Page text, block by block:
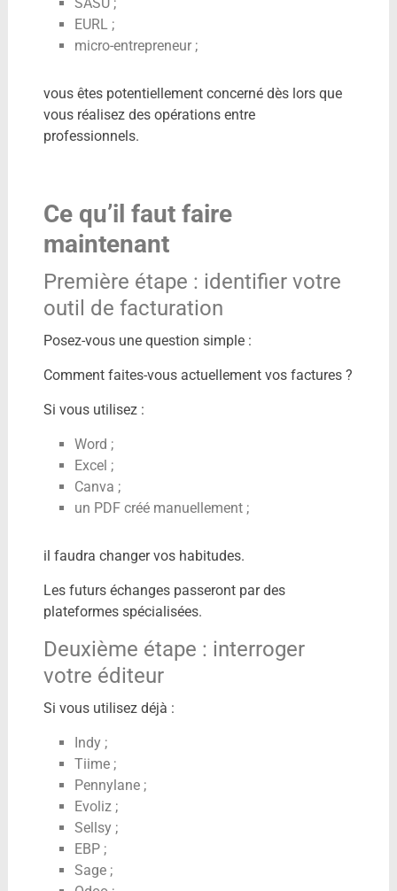
EURL ;
micro-entrepreneur ;
vous êtes potentiellement concerné dès lors que
vous réalisez des opérations entre
professionnels.
Ce qu’il faut faire
maintenant
Première étape : identifier votre
outil de facturation
Posez-vous une question simple :
Comment faites-vous actuellement vos factures ?
Si vous utilisez :
Word ;
Excel ;
Canva ;
un PDF créé manuellement ;
il faudra changer vos habitudes.
Les futurs échanges passeront par des
plateformes spécialisées.
Deuxième étape : interroger
votre éditeur
Si vous utilisez déjà :
Indy ;
Tiime ;
Pennylane ;
Evoliz ;
Sellsy ;
EBP ;
Sage ;